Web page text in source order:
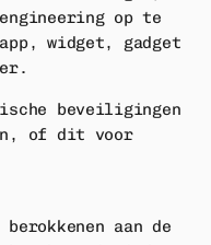
op te
widget, gadget
beveiligingen
of dit voor
aan de